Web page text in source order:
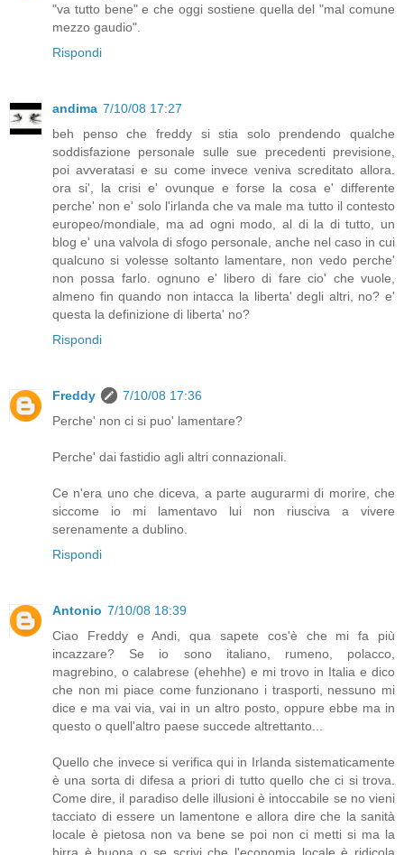
"va tutto bene" e che oggi sostiene quella del "mal comune
mezzo gaudio".
Rispondi
andima 7/10/08 17:27
beh penso che freddy si stia solo prendendo qualche
soddisfazione personale sulle sue precedenti previsione,
poi avveratasi e su come invece veniva screditato allora.
ora si', la crisi e' ovunque e forse la cosa e' differente
perche' non e' solo l'irlanda che va male ma tutto il contesto
europeo/mondiale, ma ad ogni modo, al di la di tutto, un
blog e' una valvola di sfogo personale, anche nel caso in cui
qualcuno si volesse soltanto lamentare, non vedo perche'
non possa farlo. ognuno e' libero di fare cio' che vuole,
almeno fin quando non intacca la liberta' degli altri, no? e'
questa la definizione di liberta' no?
Rispondi
Freddy
7/10/08 17:36
Perche' non ci si puo' lamentare?
Perche' dai fastidio agli altri connazionali.
Ce n'era uno che diceva, a parte augurarmi di morire, che
siccome io mi lamentavo lui non riusciva a vivere
serenamente a dublino.
Rispondi
Antonio 7/10/08 18:39
Ciao Freddy e Andi, qua sapete cos'è che mi fa più
incazzare? Se io sono italiano, rumeno, polacco,
magrebino, o calabrese (ehehhe) e mi trovo in Italia e dico
che non mi piace come funzionano i trasporti, nessuno mi
dice e ma vai via, vai in un altro posto, oppure ebbe ma in
questo o quell'altro paese succede altrettanto...
Quello che invece si verifica qui in Irlanda sistematicamente
è una sorta di difesa a priori di tutto quello che ci si trova.
Come dire, il paradiso delle illusioni è intoccabile se no vieni
tacciato di essere un lamentone e allora dire che la sanità
locale è pietosa non va bene se poi non ci metti si ma la